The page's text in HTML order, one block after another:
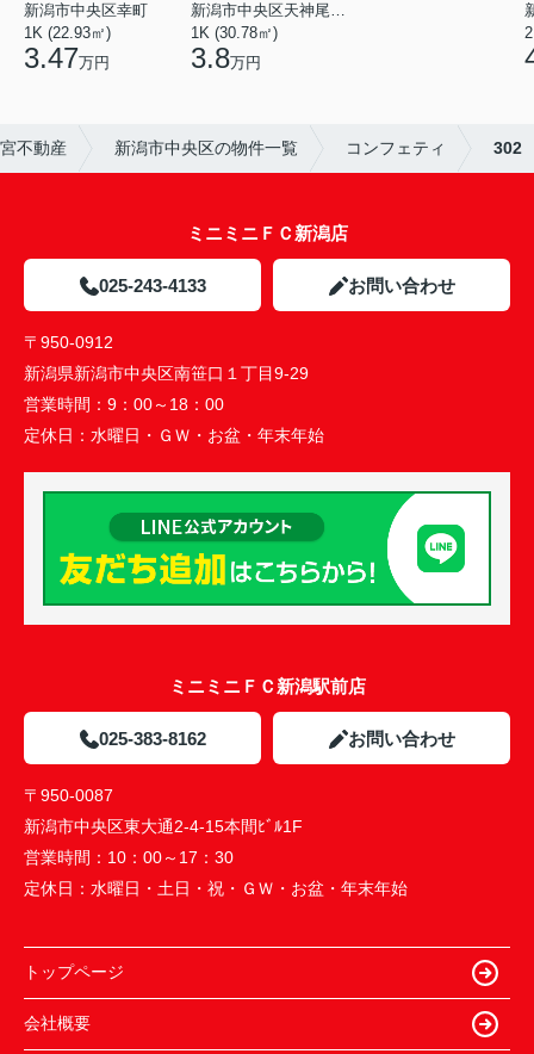
新潟市中央区幸町
1K (22.93㎡)
3.47万円
新潟市中央区天神尾２丁目
1K (30.78㎡)
3.8万円
不動産 新潟市中央区の物件一覧 コンフェティ 302
ミニミニＦＣ新潟店
025-243-4133 お問い合わせ
〒950-0912
新潟県新潟市中央区南笹口１丁目9-29
営業時間： 9：00～18：00
定休日： 水曜日・ＧＷ・お盆・年末年始
ミニミニＦＣ新潟駅前店
025-383-8162 お問い合わせ
〒950-0087
新潟市中央区東大通2-4-15本間ﾋﾞﾙ1F
営業時間： 10：00～17：30
定休日： 水曜日・土日・祝・ＧＷ・お盆・年末年始
トップページ
会社概要